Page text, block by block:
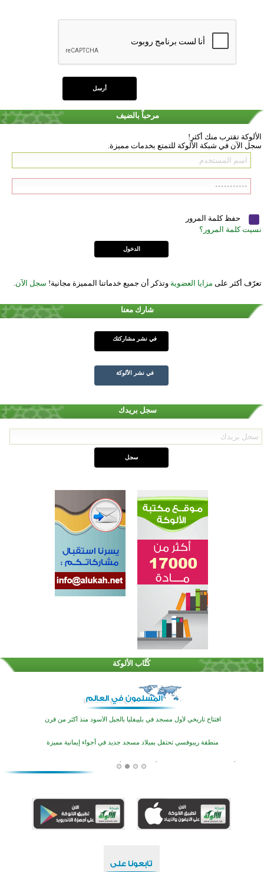
مرحباً بالضيف
الألوكة تقترب منك أكثر!
سجل الآن في شبكة الألوكة للتمتع بخدمات مميزة.
حفظ كلمة المرور
نسيت كلمة المرور؟
تعرّف أكثر على مزايا العضوية وتذكر أن جميع خدماتنا المميزة مجانية! سجل الآن
شارك معنا
في نشر مشاركتك
في نشر الألوكة
سجل بريدك
كُتَّاب الألوكة
اختتام الدورة التاسعة لمسابقة حفظ وتلاوة القرآن الكريم في أزناكاييف
تيسليتش تختتم برنامجا تعليميا لتعزيز القيم وبناء الشخصية للشباب المسلمين
اختتام منافسات قرآنية متميزة في بنغلاديش بمشاركة 3000 متسابق
افتتاح تاريخي لأول مسجد في بلييفليا بالجبل الأسود منذ أكثر من قرن
منطقة ريبوفسي تحتفل بميلاد مسجد جديد في أجواء إيمانية مميزة
أكبر مشروع إسلامي في ريف أستراليا يفتتح أبوابه بعد سنوات من العمل والعطاء
اختتام الدورة التاسعة لمسابقة حفظ وتلاوة القرآن الكريم في أزناكاييف